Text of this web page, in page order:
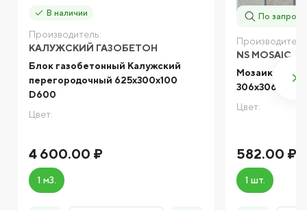
В наличии
Производитель:
КАЛУЖСКИЙ ГАЗОБЕТОН
Блок газобетонный Калужский
перегородочный 625x300x100
D600
Цвет:
4 600.00 ₽
1 м3.
По запросу
NS MOSAIC
Мозаика NS
306x306
Цвет:
582.00 ₽
1 шт.